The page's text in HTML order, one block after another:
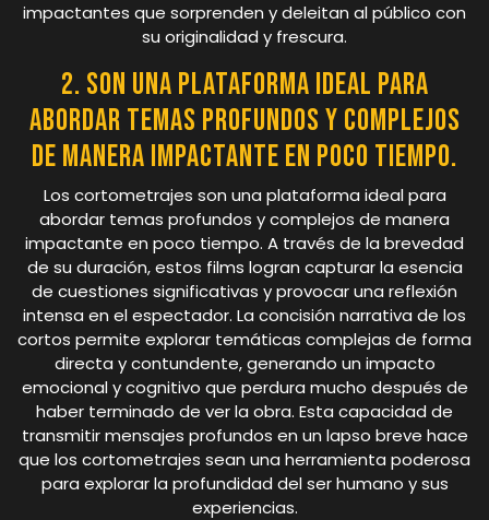
impactantes que sorprenden y deleitan al público con
su originalidad y frescura.
2. Son una plataforma ideal para
abordar temas profundos y complejos
de manera impactante en poco tiempo.
Los cortometrajes son una plataforma ideal para
abordar temas profundos y complejos de manera
impactante en poco tiempo. A través de la brevedad
de su duración, estos films logran capturar la esencia
de cuestiones significativas y provocar una reflexión
intensa en el espectador. La concisión narrativa de los
cortos permite explorar temáticas complejas de forma
directa y contundente, generando un impacto
emocional y cognitivo que perdura mucho después de
haber terminado de ver la obra. Esta capacidad de
transmitir mensajes profundos en un lapso breve hace
que los cortometrajes sean una herramienta poderosa
para explorar la profundidad del ser humano y sus
experiencias.